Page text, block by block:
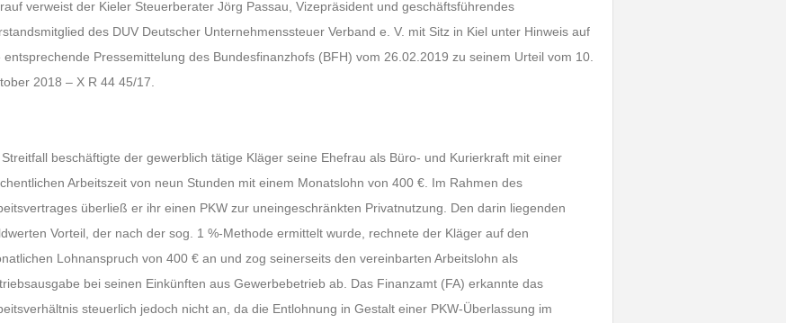
verweist der Kieler Steuerberater Jörg Passau, Vizepräsident und geschäftsführendes
des DUV Deutscher Unternehmenssteuer Verband e. V. mit Sitz in Kiel unter Hinweis auf
entsprechende Pressemittelung des Bundesfinanzhofs (BFH) vom 26.02.2019 zu seinem Urteil vom 10.
2018 – X R 44 45/17.
Streitfall beschäftigte der gewerblich tätige Kläger seine Ehefrau als Büro- und Kurierkraft mit einer
Arbeitszeit von neun Stunden mit einem Monatslohn von 400 €. Im Rahmen des
überließ er ihr einen PKW zur uneingeschränkten Privatnutzung. Den darin liegenden
Vorteil, der nach der sog. 1 %-Methode ermittelt wurde, rechnete der Kläger auf den
Lohnanspruch von 400 € an und zog seinerseits den vereinbarten Arbeitslohn als
bei seinen Einkünften aus Gewerbebetrieb ab. Das Finanzamt (FA) erkannte das
steuerlich jedoch nicht an, da die Entlohnung in Gestalt einer PKW-Überlassung im